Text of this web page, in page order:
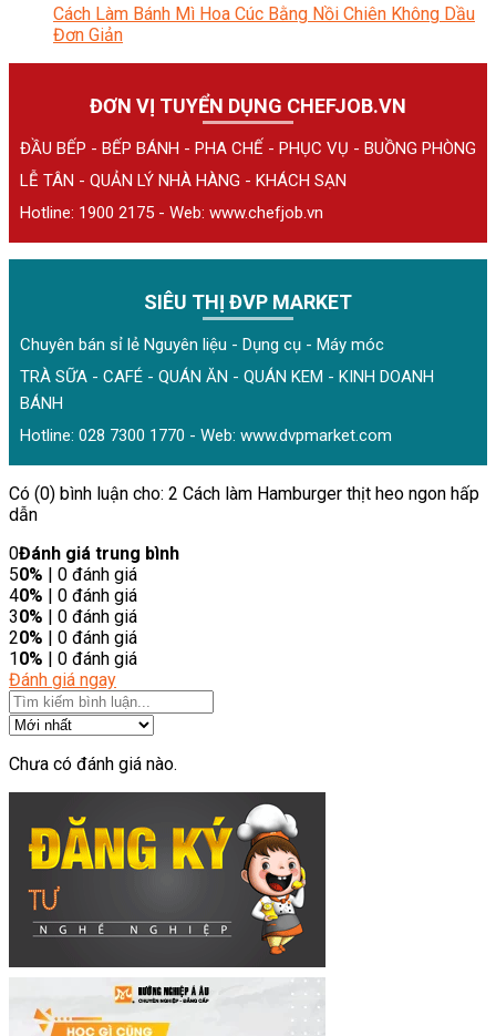
Cách Làm Bánh Mì Hoa Cúc Bằng Nồi Chiên Không Dầu
Đơn Giản
ĐƠN VỊ TUYỂN DỤNG CHEFJOB.VN
ĐẦU BẾP - BẾP BÁNH - PHA CHẾ - PHỤC VỤ - BUỒNG PHÒNG
LỄ TÂN - QUẢN LÝ NHÀ HÀNG - KHÁCH SẠN
Hotline: 1900 2175 - Web: www.chefjob.vn
SIÊU THỊ ĐVP MARKET
Chuyên bán sỉ lẻ Nguyên liệu - Dụng cụ - Máy móc
TRÀ SỮA - CAFÉ - QUÁN ĂN - QUÁN KEM - KINH DOANH
BÁNH
Hotline: 028 7300 1770 - Web: www.dvpmarket.com
Có (0) bình luận cho: 2 Cách làm Hamburger thịt heo ngon hấp
dẫn
0Đánh giá trung bình
50% | 0 đánh giá
40% | 0 đánh giá
30% | 0 đánh giá
20% | 0 đánh giá
1 0% | 0 đánh giá
Đánh giá ngay
Chưa có đánh giá nào.